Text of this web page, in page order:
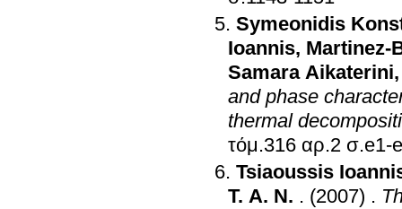
Symeonidis
Ioannis, Martinez-
Samara Aikaterini
and phase
thermal
τόμ.316 αρ.2
Tsiaoussis
T. A. N. . (2007) .